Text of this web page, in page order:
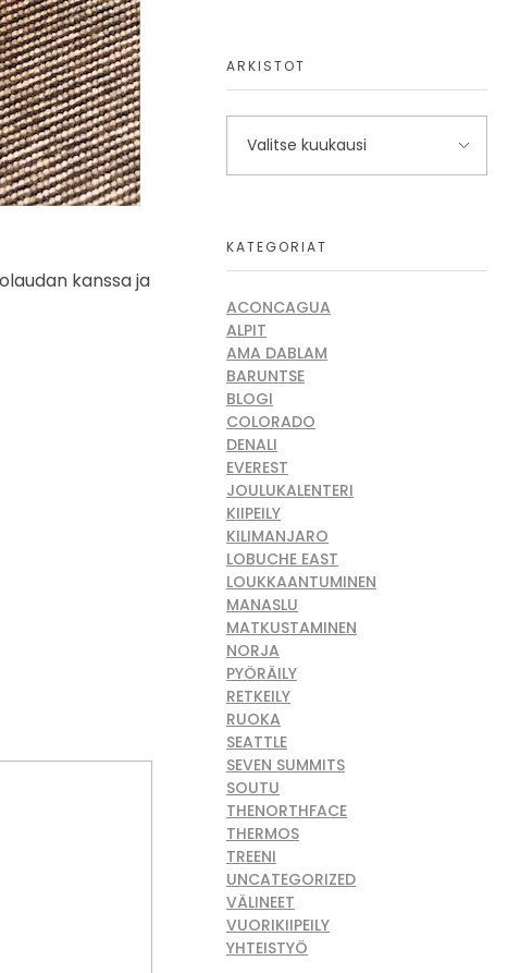
kanssa ja
ARKISTOT
KATEGORIAT
ACONCAGUA
ALPIT
AMA DABLAM
BARUNTSE
BLOGI
COLORADO
DENALI
EVEREST
JOULUKALENTERI
KIIPEILY
KILIMANJARO
LOBUCHE EAST
LOUKKAANTUMINEN
MANASLU
MATKUSTAMINEN
NORJA
PYÖRÄILY
RETKEILY
RUOKA
SEATTLE
SEVEN SUMMITS
SOUTU
THENORTHFACE
THERMOS
TREENI
UNCATEGORIZED
VÄLINEET
VUORIKIIPEILY
YHTEISTYÖ